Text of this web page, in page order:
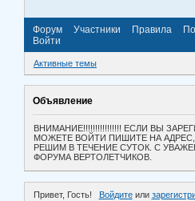
Форум Участники Правила
Войти
Активные темы
Объявление
ВНИМАНИЕ!!!!!!!!!!!!!!!! ЕСЛИ ВЫ
МОЖЕТЕ ВОЙТИ ПИШИТЕ НА АДРЕС,
РЕШИМ В ТЕЧЕНИЕ СУТОК. С
ФОРУМА ВЕРТОЛЕТЧИКОВ.
Привет, Гость! Войдитеили